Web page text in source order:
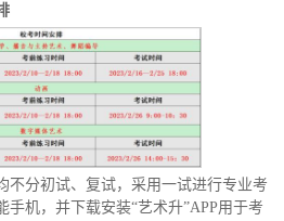
不分初试、复试，采用一试进行专业考
手机，并下载安装“艺术升”APP用于考